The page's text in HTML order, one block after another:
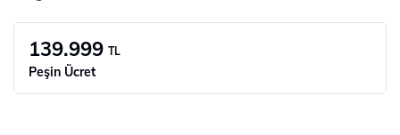
139.999 TL
Peşin Ücret